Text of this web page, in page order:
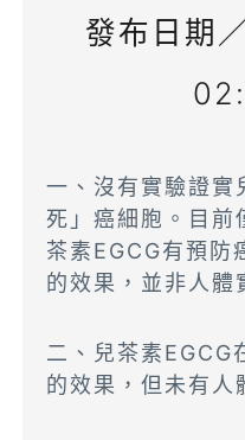
發布日期
一、沒有實驗證實
死」癌細胞。目前
茶素EGCG有預防
的效果，並非人體
二、兒茶素EGCG
的效果，但未有人